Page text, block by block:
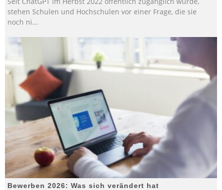
stehen Schulen und Hochschulen vor einer Frage, die sie
noch ni...
Bewerben 2026: Was sich verändert hat